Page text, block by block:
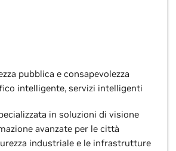
pubblica e consapevolezza
intelligente, servizi intelligenti
in soluzioni di visione
avanzate per le città
industriale e le infrastrutture